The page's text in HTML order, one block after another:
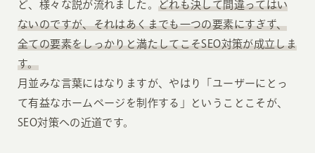
ど、様々な説が流れました。 どれも決して間違ってはい
ないのですが、それはあくまでも一つの要素にすぎず、
全ての要素をしっかりと満たしてこそSEO対策が成立しま
す。
月並みな言葉にはなりますが、やはり「ユーザーにとっ
て有益なホームページを制作する」ということこそが、
SEO対策への近道です。